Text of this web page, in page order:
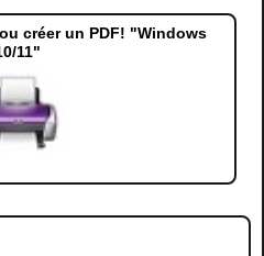
créer un PDF! "Windows
11"